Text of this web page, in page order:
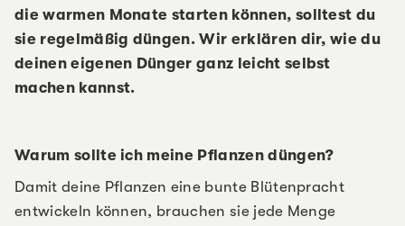
die warmen Monate starten können, solltest du
sie regelmäßig düngen. Wir erklären dir, wie du
deinen eigenen Dünger ganz leicht selbst
machen kannst.
Warum sollte ich meine Pflanzen düngen?
Damit deine Pflanzen eine bunte Blütenpracht
entwickeln können, brauchen sie jede Menge